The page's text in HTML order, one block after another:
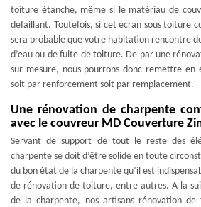
toiture étanche, même si le matériau de
défaillant. Toutefois, si cet écran sous toiture
sera probable que votre habitation rencontre
d’eau ou de fuite de toiture. De par une
sur mesure, nous pourrons donc remettre
soit par renforcement soit par remplacement.
Une rénovation de charpente
avec le couvreur MD Couverture
Servant de support de tout le reste des
charpente se doit d’être solide en toute
du bon état de la charpente qu’il est
de rénovation de toiture, entre autres. A la
de la charpente, nos artisans rénovation